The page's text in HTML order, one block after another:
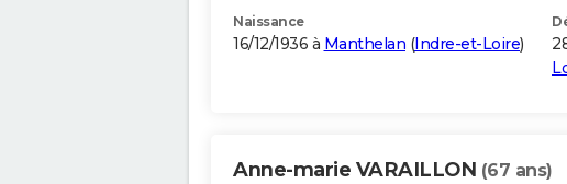
Naissance
16/12/1936 à Manthelan (Indre-et-Loire)
Anne-marie VARAILLON (67 ans)